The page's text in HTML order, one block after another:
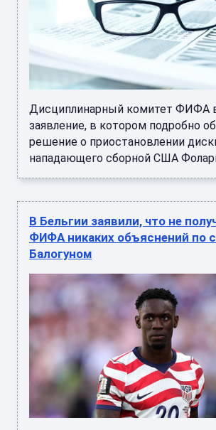
Дисциплинарный комитет ФИФА
заявление, в котором подробно
решение о приостановлении
нападающего сборной США
В Бельгии заявили, что не
ФИФА никаких объяснений по
Балогуном